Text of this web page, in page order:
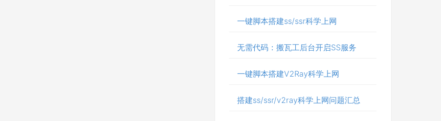
一键脚本搭建ss/ssr科学上网
无需代码：搬瓦工后台开启SS服务
一键脚本搭建V2Ray科学上网
搭建ss/ssr/v2ray科学上网问题汇总